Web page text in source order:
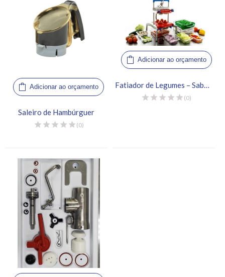
Adicionar ao orçamento
Saleiro de Hambúrguer
(0)
Adicionar ao orçamento
Fatiador de Legumes – Saber King
(0)